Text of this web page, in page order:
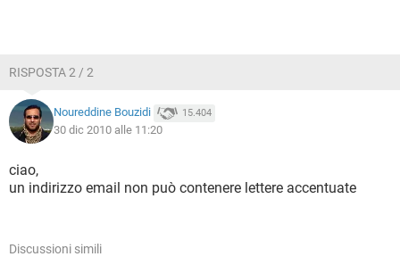
RISPOSTA 2 / 2
Noureddine Bouzidi 15.404
30 dic 2010 alle 11:20
ciao,
un indirizzo email non può contenere lettere accentuate
Discussioni simili